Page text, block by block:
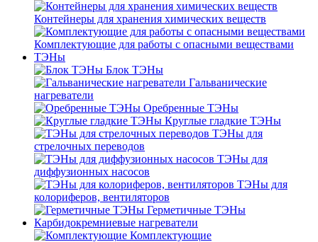
Контейнеры для хранения химических веществ
Комплектующие для работы с опасными веществами
ТЭНы
Блок ТЭНы
Гальванические
нагреватели
Оребренные ТЭНы
Круглые гладкие ТЭНы
ТЭНы для
стрелочных переводов
ТЭНы для
диффузионных насосов
ТЭНы для
колориферов, вентиляторов
Герметичные ТЭНы
Карбидокремниевые нагреватели
Комплектующие